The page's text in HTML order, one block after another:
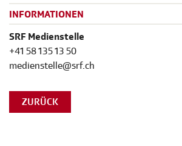
INFORMATIONEN
SRF Medienstelle
+41 58 135 13 50
medienstelle@srf.ch
ZURÜCK